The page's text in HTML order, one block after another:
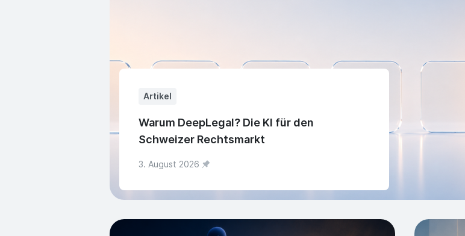
Artikel
Warum DeepLegal? Die KI für den
Schweizer Rechtsmarkt
3. August 2026